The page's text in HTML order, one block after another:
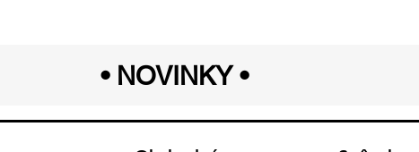
• NOVINKY •